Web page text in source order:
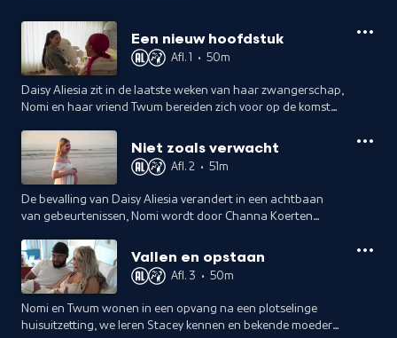
Een nieuw hoofdstuk
Afl. 1 • 50m
Daisy Aliesia zit in de laatste weken van haar zwangerschap,
Nomi en haar vriend Twum bereiden zich voor op de komst
zwanger is geraakt.
Niet zoals verwacht
Afl. 2 • 51m
De bevalling van Daisy Aliesia verandert in een achtbaan
van gebeurtenissen, Nomi wordt door Channa Koerten
een pittige tijd.
Vallen en opstaan
Afl. 3 • 50m
Nomi en Twum wonen in een opvang na een plotselinge
huisuitzetting, we leren Stacey kennen en bekende moeder